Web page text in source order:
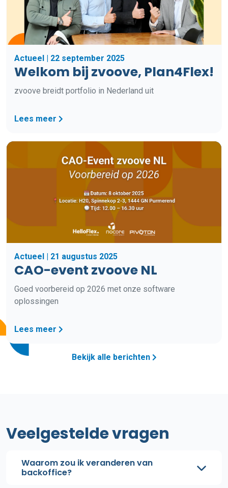
Actueel | 22 september 2025
Welkom bij zvoove, Plan4Flex!
zvoove breidt portfolio in Nederland uit
Lees meer
Actueel | 21 augustus 2025
CAO-event zvoove NL
Goed voorbereid op 2026 met onze software
oplossingen
Lees meer
Bekijk alle berichten
Veelgestelde vragen
Waarom zou ik veranderen van
backoffice?